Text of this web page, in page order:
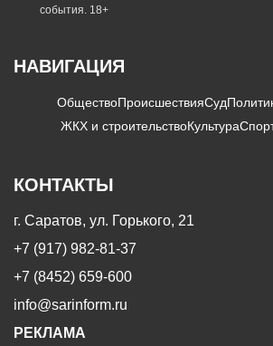
события. 18+
НАВИГАЦИЯ
ОбществоПроисшествияСуд
ЖКХ и строительствоКультура
КОНТАКТЫ
г. Саратов, ул. Горького, 21
+7 (917) 982-81-37
+7 (8452) 659-600
info@sarinform.ru
РЕКЛАМА